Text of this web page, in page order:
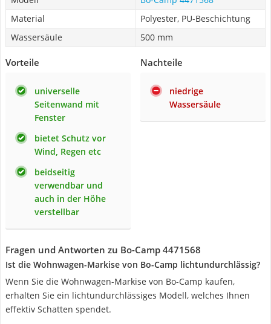
Material
Polyester, PU-Beschichtung
Wassersäule
500 mm
Vorteile
universelle
Seitenwand mit
Fenster
bietet Schutz vor
Wind, Regen etc
beidseitig
verwendbar und
auch in der Höhe
verstellbar
Nachteile
niedrige
Wassersäule
Fragen und Antworten zu Bo-Camp 4471568
Ist die Wohnwagen-Markise von Bo-Camp lichtundurchlässig?
Wenn Sie die Wohnwagen-Markise von Bo-Camp kaufen,
erhalten Sie ein lichtundurchlässiges Modell, welches Ihnen
effektiv Schatten spendet.